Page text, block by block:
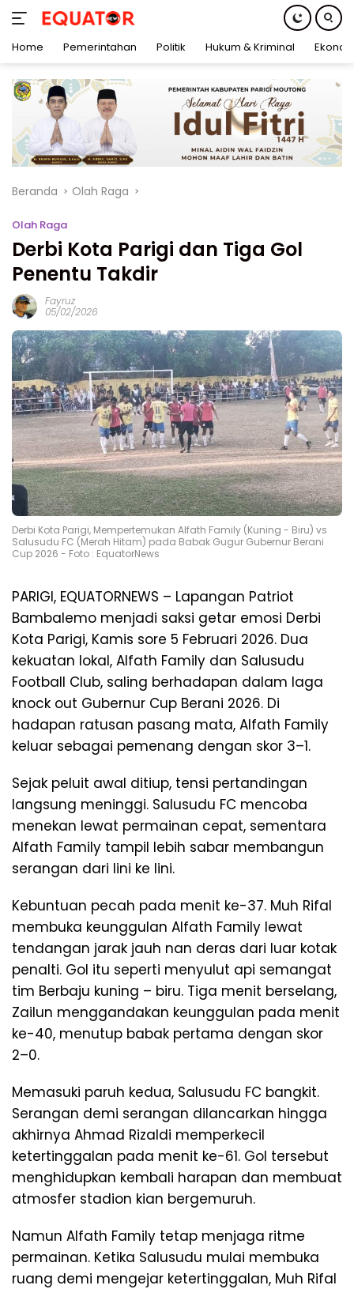
konten
Home Pemerintahan Politik Hukum & Kriminal
Beranda Olah Raga
Olah Raga
Derbi Kota Parigi dan Tiga Gol
Penentu Takdir
Fayruz
05/02/2026
Derbi Kota Parigi, Mempertemukan Alfath Family (Kuning - Biru) vs
Salusudu FC (Merah Hitam) pada Babak Gugur Gubernur Berani
Cup 2026 - Foto : EquatorNews
PARIGI, EQUATORNEWS – Lapangan Patriot
Bambalemo menjadi saksi getar emosi Derbi
Kota Parigi, Kamis sore 5 Februari 2026. Dua
kekuatan lokal, Alfath Family dan Salusudu
Football Club, saling berhadapan dalam laga
knock out Gubernur Cup Berani 2026. Di
hadapan ratusan pasang mata, Alfath Family
keluar sebagai pemenang dengan skor 3–1.
Sejak peluit awal ditiup, tensi pertandingan
langsung meninggi. Salusudu FC mencoba
menekan lewat permainan cepat, sementara
Alfath Family tampil lebih sabar membangun
serangan dari lini ke lini.
Kebuntuan pecah pada menit ke-37. Muh Rifal
membuka keunggulan Alfath Family lewat
tendangan jarak jauh nan deras dari luar kotak
penalti. Gol itu seperti menyulut api semangat
tim Berbaju kuning – biru. Tiga menit berselang,
Zailun menggandakan keunggulan pada menit
ke-40, menutup babak pertama dengan skor
2–0.
Memasuki paruh kedua, Salusudu FC bangkit.
Serangan demi serangan dilancarkan hingga
akhirnya Ahmad Rizaldi memperkecil
ketertinggalan pada menit ke-61. Gol tersebut
menghidupkan kembali harapan dan membuat
atmosfer stadion kian bergemuruh.
Namun Alfath Family tetap menjaga ritme
permainan. Ketika Salusudu mulai membuka
ruang demi mengejar ketertinggalan, Muh Rifal